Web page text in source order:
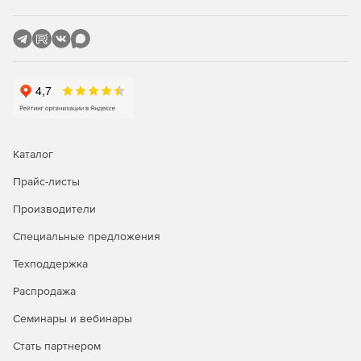
Являясь единственным средством фильтрации
приложение Burstek WebFilter ISA/TMG сочетает в себе
исключительную функциональность с предельной
Directory гарантирует тесную интеграцию программы с
проблем, связанных с несовместимостью приложений, а
большого количества параметров при добавлении или
удалении пользователя.
Своего рода фундаментом Burstek WebFilter ISA/TMG
List. В распоряжении администраторов оказывается
исчерпывающая база данных, в которой представлены
чем в 50 категорий. Патентованная технология отвечает
Каталог
Прайс-листы
Производители
Специальные предложения
Техподдержка
Распродажа
Семинары и вебинары
Стать партнером